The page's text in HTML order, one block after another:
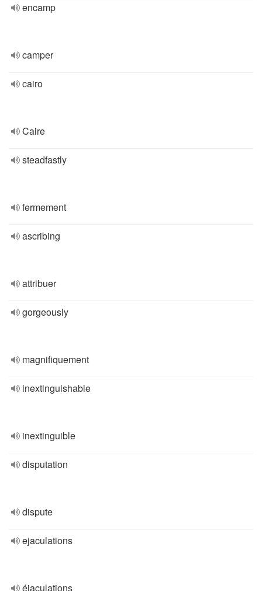
encamp
camper
cairo
Caire
steadfastly
fermement
ascribing
attribuer
gorgeously
magnifiquement
inextinguishable
inextinguible
disputation
dispute
ejaculations
éjaculations